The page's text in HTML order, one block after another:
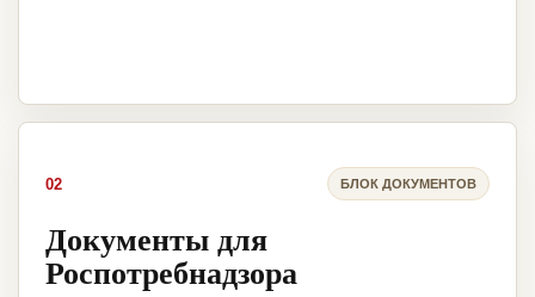
02 БЛОК ДОКУМЕНТОВ
Документы для
Роспотребнадзора